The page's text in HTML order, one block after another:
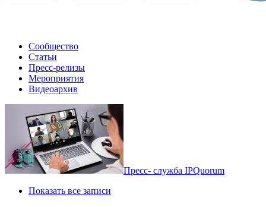
Сообщество
Статьи
Пресс-релизы
Мероприятия
Видеоархив
Пресс- служба IPQuorum
Показать все записи